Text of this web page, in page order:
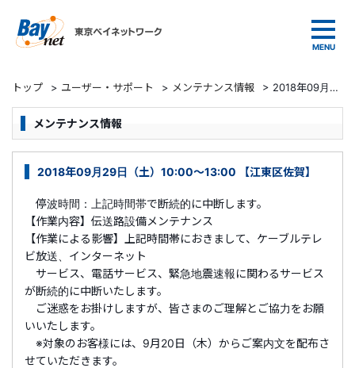
トップ > ユーザー・サポート > メンテナンス情報 > 2018年09月29日（土）10:00～13:00 【江東区佐賀】
メンテナンス情報
2018年09月29日（土）10:00～13:00 【江東区佐賀】
停波時間：上記時間帯で断続的に中断します。
【作業内容】伝送路設備メンテナンス
【作業による影響】上記時間帯におきまして、ケーブルテレ
ビ放送、インターネット
サービス、電話サービス、緊急地震速報に関わるサービス
が断続的に中断いたします。
ご迷惑をお掛けしますが、皆さまのご理解とご協力をお願
いいたします。
※対象のお客様には、9月20日（木）からご案内文を配布さ
せていただきます。